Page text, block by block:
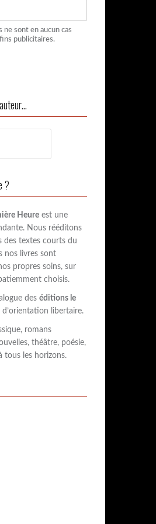
sont en aucun cas
publicitaires.
?
Heure est une
Nous rééditons
des textes courts du
nos livres sont
propres soins, sur
choisis.
des éditions le
d’orientation libertaire.
romans
théâtre, poésie,
tous les horizons.